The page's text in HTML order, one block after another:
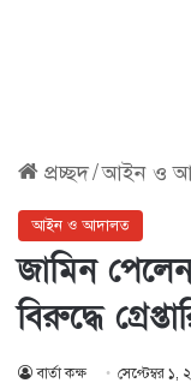
প্রচ্ছদ/আইন ও
আইন ও আদালত
জামিন পেলেন
বিরুদ্ধে
বার্তা কক্ষ সেপ্টেম্বর